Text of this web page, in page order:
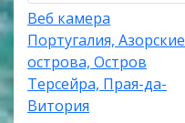
Веб камера
Португалия, Азорские
острова, Остров
Терсейра, Прая-да-
Витория